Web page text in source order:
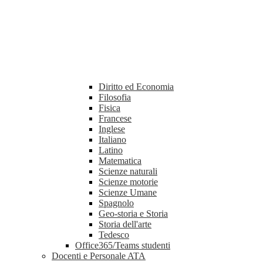
Diritto ed Economia
Filosofia
Fisica
Francese
Inglese
Italiano
Latino
Matematica
Scienze naturali
Scienze motorie
Scienze Umane
Spagnolo
Geo-storia e Storia
Storia dell'arte
Tedesco
Office365/Teams studenti
Docenti e Personale ATA